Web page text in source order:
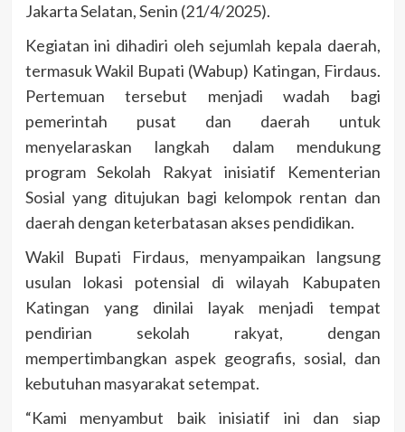
Jakarta Selatan, Senin (21/4/2025).
Kegiatan ini dihadiri oleh sejumlah kepala daerah,
termasuk Wakil Bupati (Wabup) Katingan, Firdaus.
Pertemuan tersebut menjadi wadah bagi
pemerintah pusat dan daerah untuk
menyelaraskan langkah dalam mendukung
program Sekolah Rakyat inisiatif Kementerian
Sosial yang ditujukan bagi kelompok rentan dan
daerah dengan keterbatasan akses pendidikan.
Wakil Bupati Firdaus, menyampaikan langsung
usulan lokasi potensial di wilayah Kabupaten
Katingan yang dinilai layak menjadi tempat
pendirian sekolah rakyat, dengan
mempertimbangkan aspek geografis, sosial, dan
kebutuhan masyarakat setempat.
“Kami menyambut baik inisiatif ini dan siap